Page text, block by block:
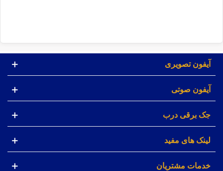
آیفون تصویری
آیفون صوتی
جک برقی درب
لینک های مفید
خدمات مشتریان